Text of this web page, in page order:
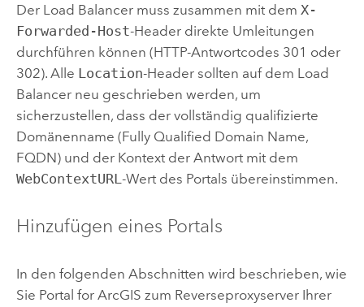
Der Load Balancer muss zusammen mit dem X-
Forwarded-Host-Header direkte Umleitungen
durchführen können (HTTP-Antwortcodes 301 oder
302). Alle Location-Header sollten auf dem Load
Balancer neu geschrieben werden, um
sicherzustellen, dass der vollständig qualifizierte
Domänenname (Fully Qualified Domain Name,
FQDN) und der Kontext der Antwort mit dem
WebContextURL -Wert des Portals übereinstimmen.
Hinzufügen eines Portals
In den folgenden Abschnitten wird beschrieben, wie
Sie Portal for ArcGIS zum Reverseproxyserver Ihrer